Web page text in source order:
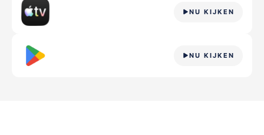
NU KIJKEN
NU KIJKEN